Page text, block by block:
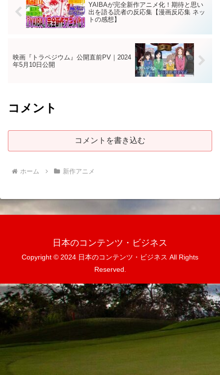
YAIBAが完全新作アニメ化！期待と思い
出を語る読者の反応集【漫画反応集 ネッ
トの感想】
映画『トラペジウム』公開直前PV｜2024
年5月10日公開
コメント
コメントを書き込む
ホーム 新作アニメ
日本のコンテンツ・ビジネス
Copyright © 2024 日本のコンテンツ・ビジネス All Rights
Reserved.